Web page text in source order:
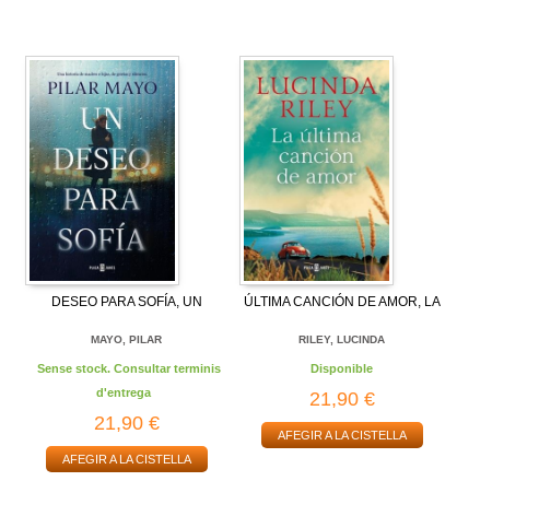
DESEO PARA SOFÍA, UN
MAYO, PILAR
Sense stock. Consultar terminis
d'entrega
21,90 €
AFEGIR A LA CISTELLA
ÚLTIMA CANCIÓN DE AMOR, LA
RILEY, LUCINDA
Disponible
21,90 €
AFEGIR A LA CISTELLA